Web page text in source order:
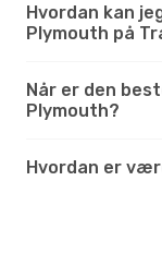
Hvordan kan
Plymouth på
Når er den
Plymouth?
Hvordan er